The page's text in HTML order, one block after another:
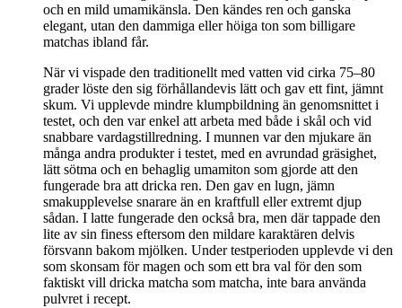
och en mild umamikänsla. Den kändes ren och ganska
elegant, utan den dammiga eller höiga ton som billigare
matchas ibland får.
När vi vispade den traditionellt med vatten vid cirka 75–80
grader löste den sig förhållandevis lätt och gav ett fint, jämnt
skum. Vi upplevde mindre klumpbildning än genomsnittet i
testet, och den var enkel att arbeta med både i skål och vid
snabbare vardagstillredning. I munnen var den mjukare än
många andra produkter i testet, med en avrundad gräsighet,
lätt sötma och en behaglig umamiton som gjorde att den
fungerade bra att dricka ren. Den gav en lugn, jämn
smakupplevelse snarare än en kraftfull eller extremt djup
sådan. I latte fungerade den också bra, men där tappade den
lite av sin finess eftersom den mildare karaktären delvis
försvann bakom mjölken. Under testperioden upplevde vi den
som skonsam för magen och som ett bra val för den som
faktiskt vill dricka matcha som matcha, inte bara använda
pulvret i recept.